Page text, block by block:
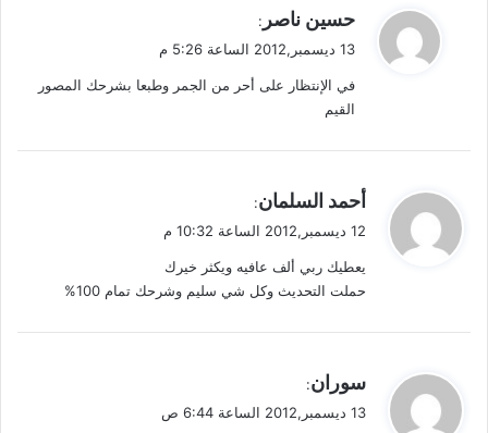
ي
ل
حسين ناصر :
13 ديسمبر,2012 الساعة 5:26 م
في الإنتظار على أحر من الجمر وطبعا بشرحك المصور
القيم
ي
ل
أحمد السلمان:
12 ديسمبر,2012 الساعة 10:32 م
يعطيك ربي ألف عافيه ويكثر خيرك
حملت التحديث وكل شي سليم وشرحك تمام 100%
يسوران:
13 ديسمبر,2012 الساعة 6:44 ص